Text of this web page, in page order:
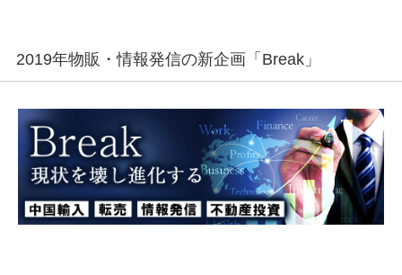
2019年物販・情報発信の新企画「Break」